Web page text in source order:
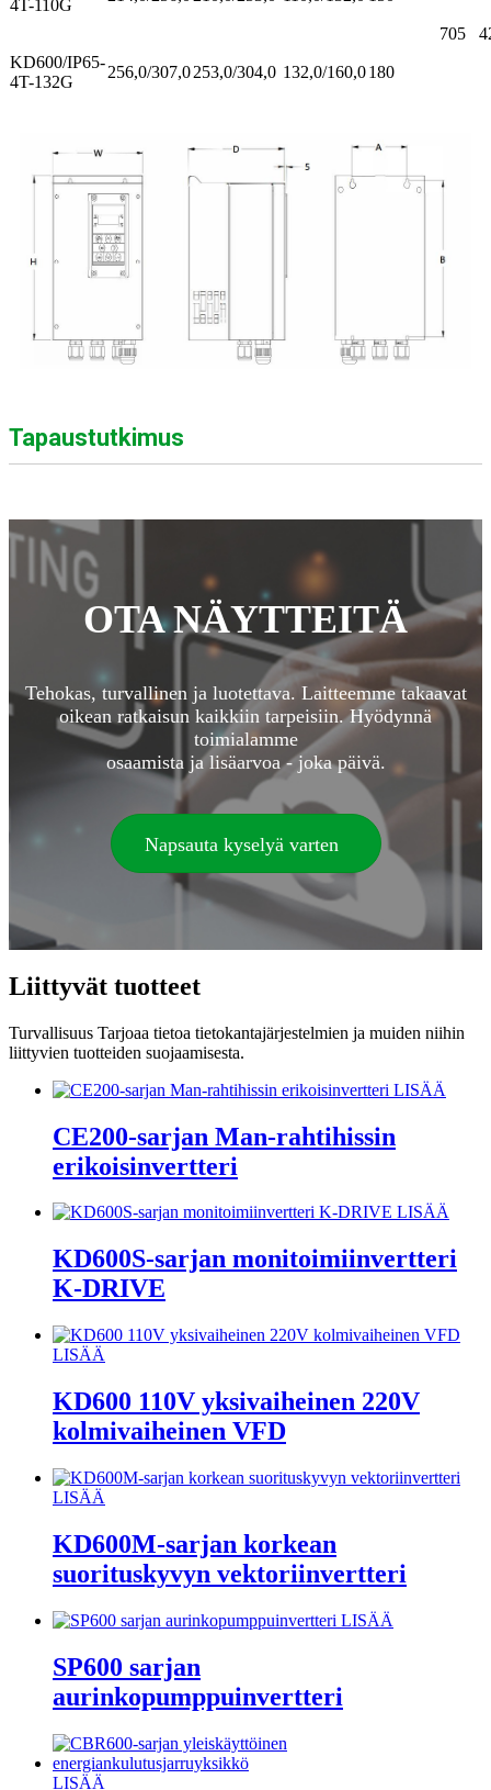
4T-110G
705
KD600/IP65-
4T-132G
256,0/307,0253,0/304,0 132,0/160,0180
Tapaustutkimus
OTA NÄYTTEITÄ
Tehokas, turvallinen ja luotettava. Laitteemme takaavat
oikean ratkaisun kaikkiin tarpeisiin. Hyödynnä
toimialamme
osaamista ja lisäarvoa - joka päivä.
Napsauta kyselyä varten
Liittyvät tuotteet
Turvallisuus Tarjoaa tietoa tietokantajärjestelmien ja muiden niihin
liittyvien tuotteiden suojaamisesta.
LISÄÄ
CE200-sarjan Man-rahtihissin
erikoisinvertteri
LISÄÄ
KD600S-sarjan monitoimiinvertteri
K-DRIVE
LISÄÄ
KD600 110V yksivaiheinen 220V
kolmivaiheinen VFD
LISÄÄ
KD600M-sarjan korkean
suorituskyvyn vektoriinvertteri
LISÄÄ
SP600 sarjan
aurinkopumppuinvertteri
LISÄÄ